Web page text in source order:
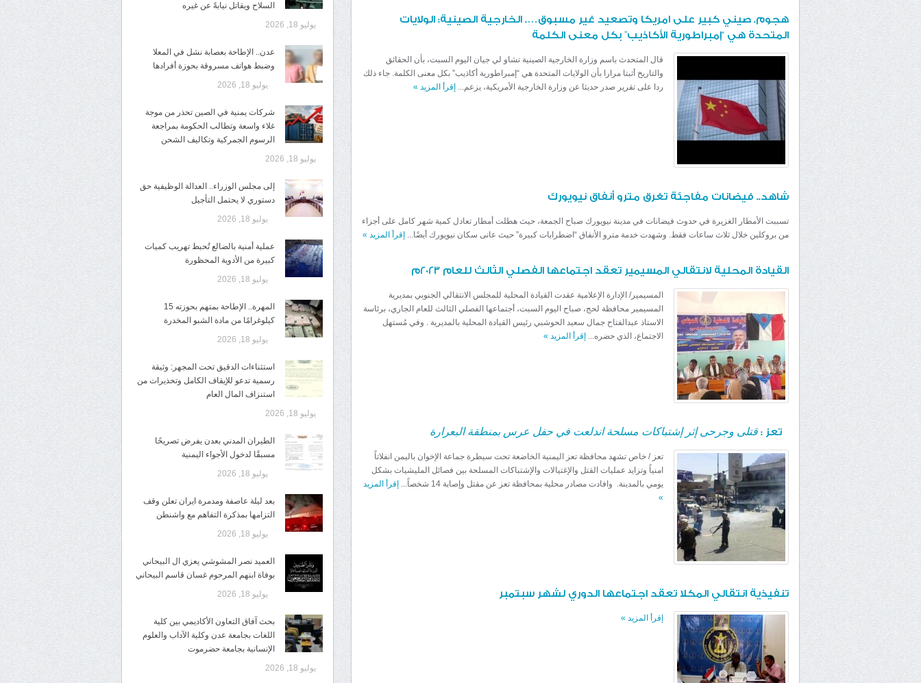
هجوم. صيني كبير على امريكا وتصعيد غير مسبوق…. الخارجية الصينية: الولايات
المتحدة هي “إمبراطورية الأكاذيب” بكل معنى الكلمة
قال المتحدث باسم وزارة الخارجية الصينية تشاو لي جيان اليوم السبت، بأن الحقائق
والتاريخ أثبتا مرارا بأن الولايات المتحدة هي “إمبراطورية أكاذيب” بكل معنى الكلمة. جاء ذلك
ردا على تقرير صدر حديثا عن وزارة الخارجية الأمريكية، يزعم... إقرأ المزيد »
شاهد.. فيضانات مفاجئة تغرق مترو أنفاق نيويورك
تسببت الأمطار الغزيرة في حدوث فيضانات في مدينة نيويورك صباح الجمعة، حيث هطلت أمطار تعادل كمية شهر كامل على أجزاء
من بروكلين خلال ثلاث ساعات فقط. وشهدت خدمة مترو الأنفاق “اضطرابات كبيرة” حيث عانى سكان نيويورك أيضًا... إقرأ المزيد »
القيادة المحلية لانتقالي المسيمير تعقد اجتماعها الفصلي الثالث للعام 2023م
المسيمير/ الإدارة الإعلامية عقدت القيادة المحلية للمجلس الانتقالي الجنوبي بمديرية
المسيمير محافظة لحج، صباح اليوم السبت، أجتماعها الفصلي الثالث للعام الجاري، برئاسة
الاستاذ عبدالفتاح جمال سعيد الحوشبي رئيس القيادة المحلية بالمديرية . وفي مُستهل
الاجتماع، الذي حضره... إقرأ المزيد »
تعز : قتلى وجرحى إثر إشتباكات مسلحة اندلعت في حفل عرس بمنطقة البعرارة
تعز / خاص تشهد محافظة تعز اليمنية الخاضعة تحت سيطرة جماعة الإخوان باليمن انفلاتاً
امنياً وتزايد عمليات القتل والإغتيالات والإشتباكات المسلحة بين فصائل المليشيات بشكل
يومي بالمدينة. وافادت مصادر محلية بمحافظة تعز عن مقتل وإصابة 14 شخصاً...
إقرأ المزيد
»
تنفيذية انتقالي المكلا تعقد اجتماعها الدوري لشهر سبتمبر
إقرأ المزيد »
السلاح ويقاتل نيابةً عن غيره
يوليو 18, 2026
عدن.. الإطاحة بعصابة نشل في المعلا
وضبط هواتف مسروقة بحوزة أفرادها
يوليو 18, 2026
شركات يمنية في الصين تحذر من موجة
غلاء واسعة وتطالب الحكومة بمراجعة
الرسوم الجمركية وتكاليف الشحن
يوليو 18, 2026
إلى مجلس الوزراء.. العدالة الوظيفية حق
دستوري لا يحتمل التأجيل
يوليو 18, 2026
عملية أمنية بالضالع تُحبط تهريب كميات
كبيرة من الأدوية المحظورة
يوليو 18, 2026
المهرة.. الإطاحة بمتهم بحوزته 15
كيلوغرامًا من مادة الشبو المخدرة
يوليو 18, 2026
استثناءات الدقيق تحت المجهر: وثيقة
رسمية تدعو للإيقاف الكامل وتحذيرات من
استنزاف المال العام
يوليو 18, 2026
الطيران المدني بعدن يفرض تصريحًا
مسبقًا لدخول الأجواء اليمنية
يوليو 18, 2026
بعد ليلة عاصفة ومدمرة ايران تعلن وقف
التزامها بمذكرة التفاهم مع واشنطن
يوليو 18, 2026
العميد نصر المشوشي يعزي ال البيحاني
بوفاة ابنهم المرحوم غسان قاسم البيحاني
يوليو 18, 2026
بحث آفاق التعاون الأكاديمي بين كلية
اللغات بجامعة عدن وكلية الآداب والعلوم
الإنسانية بجامعة حضرموت
يوليو 18, 2026